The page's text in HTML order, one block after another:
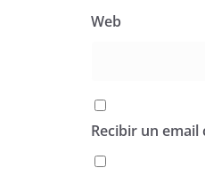
Web
Recibir un